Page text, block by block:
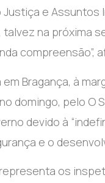
Justiça e
na próxima
compreensão”,
Bragança, à
domingo, pelo O
devido à
e o
os